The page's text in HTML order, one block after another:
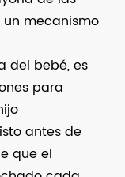
mecanismo
del bebé, es
para
antes de
que el